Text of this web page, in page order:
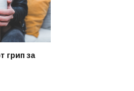
грип за